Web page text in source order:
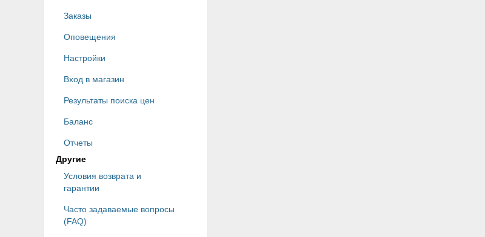
Заказы
Оповещения
Настройки
Вход в магазин
Результаты поиска цен
Баланс
Отчеты
Другие
Условия возврата и
гарантии
Часто задаваемые вопросы
(FAQ)